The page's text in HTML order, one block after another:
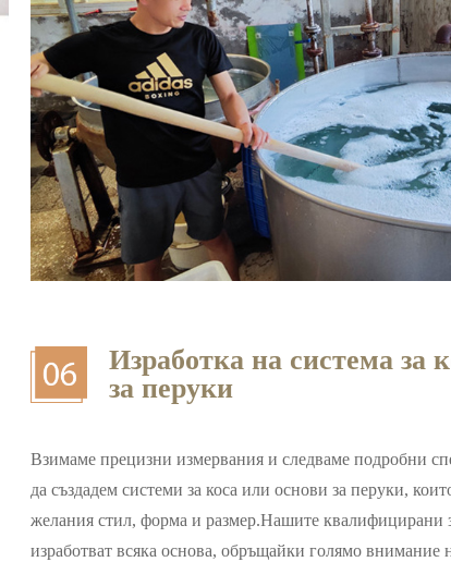
Изработка на система за
за перуки
Взимаме прецизни измервания и следваме подробни
да създадем системи за коса или основи за перуки,
желания стил, форма и размер.Нашите квалифицирани
изработват всяка основа, обръщайки голямо внимание